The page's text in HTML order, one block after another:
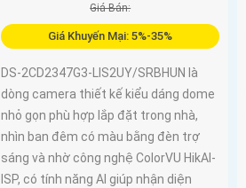
Giá Bán:
Giá Khuyến Mại: 5%-35%
DS-2CD2347G3-LIS2UY/SRBHUN là
dòng camera thiết kế kiểu dáng dome
nhỏ gọn phù hợp lắp đặt trong nhà,
nhìn ban đêm có màu bằng đèn trợ
sáng và nhờ công nghệ ColorVU HikAI-
ISP, có tính năng AI giúp nhận diện